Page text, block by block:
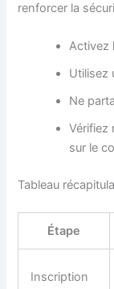
renforcer la
Activez
Utilisez
Ne
Vérifiez
sur le
Tableau
Étape
Inscription